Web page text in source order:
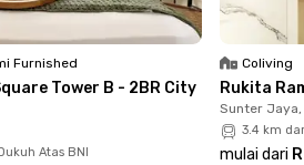
dan keluarga muda dengan
lift, lobi, playground, gym, dan kolam
karena gedung menggunakan
24 jam. Booking sekarang
Furnished
Tower B - 2BR City
Atas BNI
Coliving
Rukita
Sunter Jaya,
3.4 km
mulai dari